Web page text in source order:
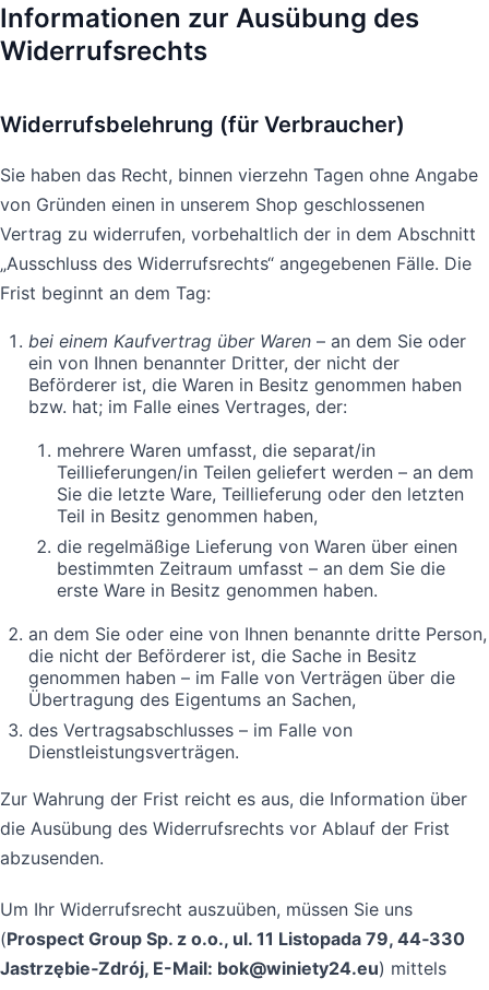
Informationen zur Ausübung des
Widerrufsrechts
Widerrufsbelehrung (für Verbraucher)
Sie haben das Recht, binnen vierzehn Tagen ohne Angabe
von Gründen einen in unserem Shop geschlossenen
Vertrag zu widerrufen, vorbehaltlich der in dem Abschnitt
„Ausschluss des Widerrufsrechts“ angegebenen Fälle. Die
Frist beginnt an dem Tag:
bei einem Kaufvertrag über Waren – an dem Sie oder
ein von Ihnen benannter Dritter, der nicht der
Beförderer ist, die Waren in Besitz genommen haben
bzw. hat; im Falle eines Vertrages, der:
mehrere Waren umfasst, die separat/in
Teillieferungen/in Teilen geliefert werden – an dem
Sie die letzte Ware, Teillieferung oder den letzten
Teil in Besitz genommen haben,
die regelmäßige Lieferung von Waren über einen
bestimmten Zeitraum umfasst – an dem Sie die
erste Ware in Besitz genommen haben.
an dem Sie oder eine von Ihnen benannte dritte Person,
die nicht der Beförderer ist, die Sache in Besitz
genommen haben – im Falle von Verträgen über die
Übertragung des Eigentums an Sachen,
des Vertragsabschlusses – im Falle von
Dienstleistungsverträgen.
Zur Wahrung der Frist reicht es aus, die Information über
die Ausübung des Widerrufsrechts vor Ablauf der Frist
abzusenden.
Um Ihr Widerrufsrecht auszuüben, müssen Sie uns
(Prospect Group Sp. z o.o., ul. 11 Listopada 79, 44‑330
Jastrzębie‑Zdrój, E-Mail: bok@winiety24.eu) mittels